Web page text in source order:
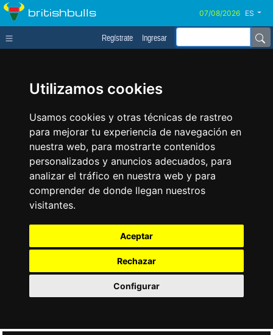
Utilizamos cookies
Usamos cookies y otras técnicas de rastreo
para mejorar tu experiencia de navegación en
nuestra web, para mostrarte contenidos
personalizados y anuncios adecuados, para
analizar el tráfico en nuestra web y para
comprender de donde llegan nuestros
visitantes.
Aceptar
Rechazar
Configurar
britishbulls ES
Regístrate Ingresar